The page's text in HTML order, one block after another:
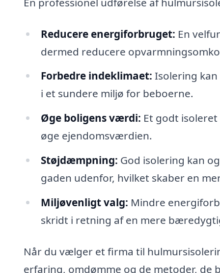
Reducere energiforbruget: En
dermed reducere
Forbedre indeklimaet: Isolering
i et sundere miljø for beboerne.
Øge boligens værdi: Et godt
øge ejendomsværdien.
Støjdæmpning: God isolering kan
gaden udenfor, hvilket skaber en
Miljøvenligt valg: Mindre
skridt i retning af en mere
Når du vælger et firma til
erfaring, omdømme og de metoder, de